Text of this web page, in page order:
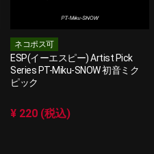
ネコポス可
ESP(イーエスピー) Artist Pick
Series PT-Miku-SNOW 初音ミク
ピック
¥ 220 (税込)